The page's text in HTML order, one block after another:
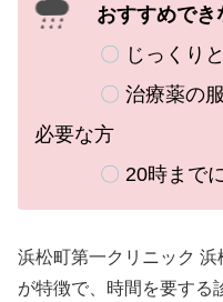
おすすめでき
〇 じっくり
〇 治療薬の
必要な方
〇 20時まで
浜松町第一クリニック
が特徴で、時間を要する